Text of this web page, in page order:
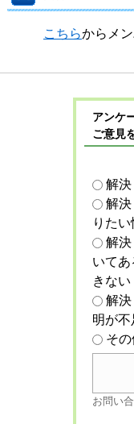
こちらからメ
アンケ
ご意見
解
解
りた
解
いて
きない
解
明が
そ
お問い